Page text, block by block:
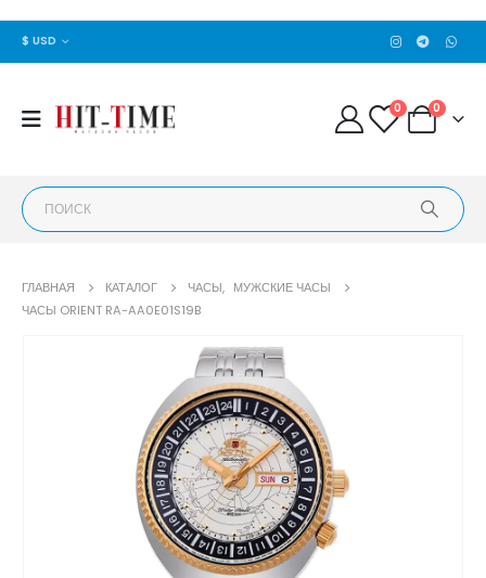
$ USD
0 0
ГЛАВНАЯ КАТАЛОГ ЧАСЫ, МУЖСКИЕ ЧАСЫ
ЧАСЫ ORIENT RA-AA0E01S19B